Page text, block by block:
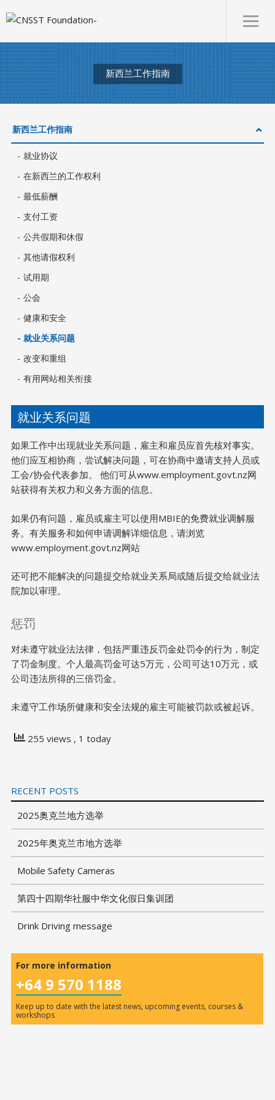
新西兰工作指南
新西兰工作指南
就业协议
在新西兰的工作权利
最低薪酬
支付工资
公共假期和休假
其他请假权利
试用期
公会
健康和安全
就业关系问题
改变和重组
有用网站相关衔接
就业关系问题
如果工作中出现就业关系问题，雇主和雇员应首先核对事实。
他们应互相协商，尝试解决问题，可在协商中邀请支持人员或
工会/协会代表参加。 他们可从www.employment.govt.nz网
站获得有关权力和义务方面的信息。
如果仍有问题，雇员或雇主可以使用MBIE的免费就业调解服
务。有关服务和如何申请调解详细信息，请浏览
www.employment.govt.nz网站
还可把不能解决的问题提交给就业关系局或随后提交给就业法
院加以审理。
惩罚
对未遵守就业法法律，包括严重违反罚金处罚令的行为，制定
了罚金制度。个人最高罚金可达5万元，公司可达10万元，或
公司违法所得的三倍罚金。
未遵守工作场所健康和安全法规的雇主可能被罚款或被起诉。
255 views , 1 today
RECENT POSTS
2025奥克兰地方选举
2025年奥克兰市地方选举
Mobile Safety Cameras
第四十四期华社服中华文化假日集训团
Drink Driving message
For more information
+64 9 570 1188
Keep up to date with the latest news, upcoming events, courses &
workshops